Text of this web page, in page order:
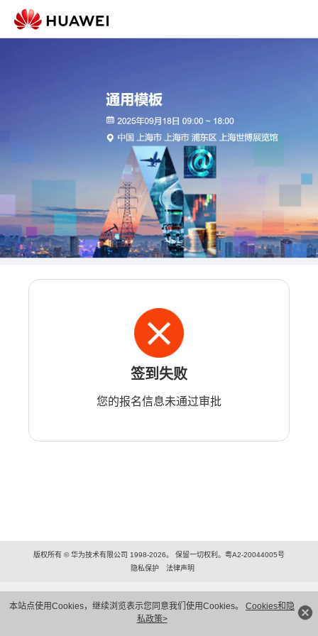
本站点使用Cookies，继续浏览表示您同意我们使用Cookies。 Cookies和隐
私政策>
签到失败
您的报名信息未通过审批
版权所有 © 华为技术有限公司 1998-2026。 保留一切权利。粤A2-20044005号
隐私保护
法律声明